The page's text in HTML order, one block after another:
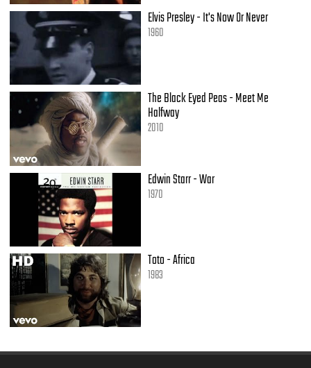
Elvis Presley - It's Now Or Never
1960
The Black Eyed Peas - Meet Me
Halfway
2010
Edwin Starr - War
1970
Toto - Africa
1983